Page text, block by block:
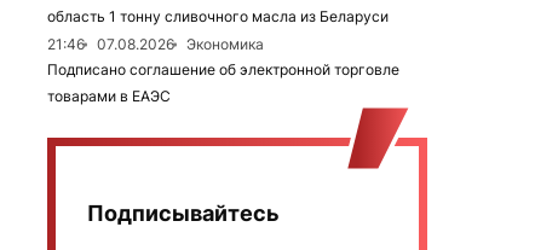
область 1 тонну сливочного масла из Беларуси
21:46
07.08.2026
Экономика
Подписано соглашение об электронной торговле
товарами в ЕАЭС
Подписывайтесь